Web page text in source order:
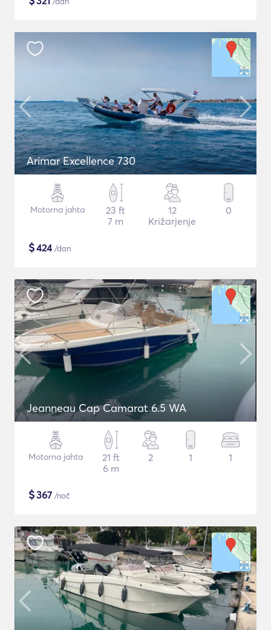
Arimar Excellence 730
Motorna jahta
23 ft
7 m
12
Križarjenje
0
$424/dan
Jeanneau Cap Camarat 6.5 WA
Motorna jahta
21 ft
6 m
2 1 1
$367 /noč